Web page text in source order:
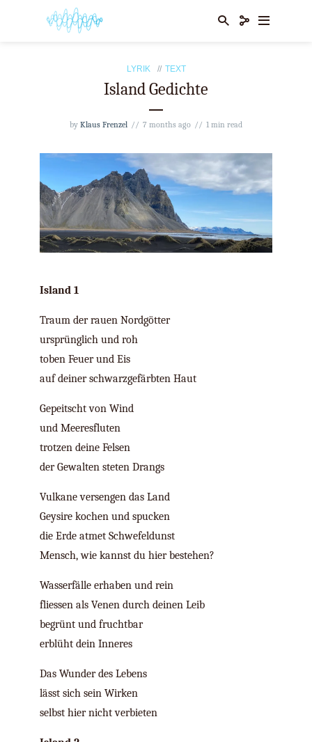
LYRIK TEXT
Island Gedichte
by Klaus Frenzel 7 months ago 1 min read
Island 1
Traum der rauen Nordgötter
ursprünglich und roh
toben Feuer und Eis
auf deiner schwarzgefärbten Haut
Gepeitscht von Wind
und Meeresfluten
trotzen deine Felsen
der Gewalten steten Drangs
Vulkane versengen das Land
Geysire kochen und spucken
die Erde atmet Schwefeldunst
Mensch, wie kannst du hier bestehen?
Wasserfälle erhaben und rein
fliessen als Venen durch deinen Leib
begrünt und fruchtbar
erblüht dein Inneres
Das Wunder des Lebens
lässt sich sein Wirken
selbst hier nicht verbieten